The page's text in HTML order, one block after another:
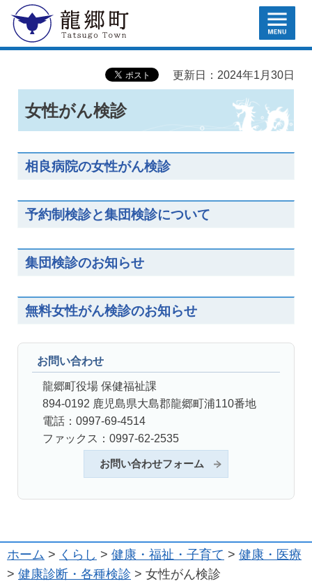
龍郷町 MENU
更新日：2024年1月30日
女性がん検診
相良病院の女性がん検診
予約制検診と集団検診について
集団検診のお知らせ
無料女性がん検診のお知らせ
お問い合わせ
龍郷町役場 保健福祉課
894-0192 鹿児島県大島郡龍郷町浦110番地
電話：0997-69-4514
ファックス：0997-62-2535
お問い合わせフォーム
ホーム > くらし > 健康・福祉・子育て > 健康・医療
> 健康診断・各種検診 > 女性がん検診